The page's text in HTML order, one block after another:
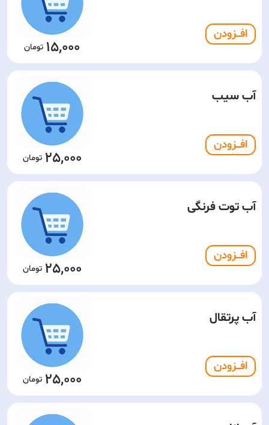
افـــزودن
15,000
آب سیب
افـــزودن
25,000
آب توت فرنگی
افـــزودن
25,000
آب پرتقال
افـــزودن
25,000